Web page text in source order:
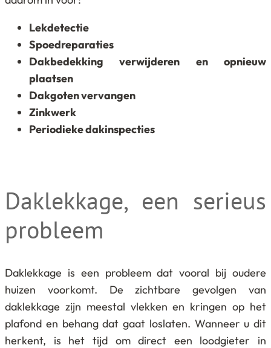
Lekdetectie
Spoedreparaties
Dakbedekking verwijderen en opnieuw
plaatsen
Dakgoten vervangen
Zinkwerk
Periodieke dakinspecties
Daklekkage, een serieus
probleem
Daklekkage is een probleem dat vooral bij oudere
huizen voorkomt. De zichtbare gevolgen van
daklekkage zijn meestal vlekken en kringen op het
plafond en behang dat gaat loslaten. Wanneer u dit
herkent, is het tijd om direct een loodgieter in